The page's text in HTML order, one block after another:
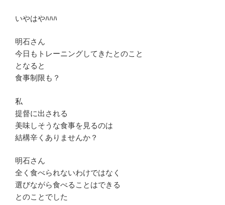
いやはやﾊﾊﾊ
明石さん
今日もトレーニングしてきたとのこと
となると
食事制限も？
私
提督に出される
美味しそうな食事を見るのは
結構辛くありませんか？
明石さん
全く食べられないわけではなく
選びながら食べることはできる
とのことでした